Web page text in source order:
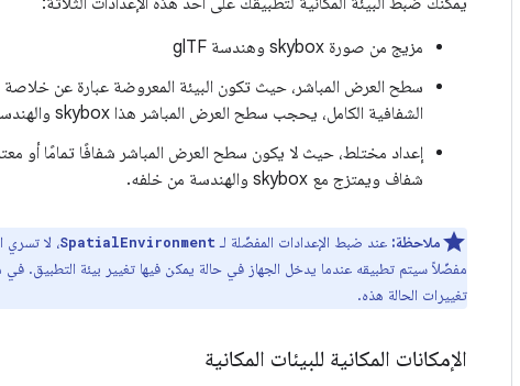
مزيج من صورة skybox وهندسة glTF
سطح العرض المباشر، حيث تكون البيئة المعروضة عبارة عن خلاصة
الشفافية الكامل، يحجب سطح العرض المباشر هذا skybox والهندسة تمامًا.
إعداد مختلط، حيث لا يكون سطح العرض المباشر شفافًا تمامًا أو
شفاف ويمتزج مع skybox والهندسة من خلفه.
ملاحظة: عند ضبط الإعدادات المفضّلة لـ SpatialEnvironment، لا تسري
مفضّلاً سيتم تطبيقه عندما يدخل الجهاز في حالة يمكن فيها تغيير بيئة التطبيق.
تغييرات الحالة هذه.
الإمكانات المكانية للبيئات المكانية